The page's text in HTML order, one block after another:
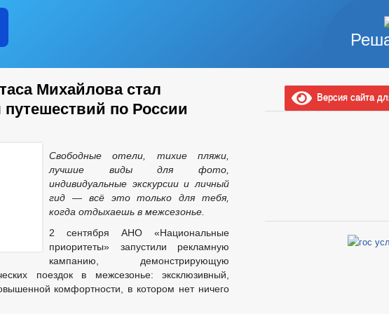
ПРЕДПРИНИМАТЕЛЬСТВА
ГРАЖДАН
ВОПРОСОВ НОРМИРОВАНИЯ В СФЕРЕ ЗАКУПОК
ТОВАРОВ, РАБОТ И УСЛУГ ИНФОРМАЦИЯ О РЕЗУЛЬТАТАХ ПРОВЕРОК
ЗАДАЧИ И ФУНКЦИИ
ИНЫЕ АКТЫ В СФЕРЕ ПРОТИВОДЕЙСТВИЯ КОРРУПЦИИ
МАТЕРИАЛЫ
ДОКУМЕНТОВ, СВЯЗАННЫХ С ПРОТИВОДЕЙСТВИЕМ КОРРУПЦИИ, ДЛЯ ЗАПОЛНЕНИЯ
ИМУЩЕСТВЕ И ОБЯЗАТЕЛЬСТВАХ ИМУЩЕСТВЕННОГО ХАРАКТЕРА
К СЛУЖЕБНОМУ ПОВЕДЕНИЮ И УРЕГУЛИРОВАНИЮ КОНФЛИКТА ИНТЕРЕСОВ
ФАКТАХ КОРРУПЦИИ
_
УСТАВА
ПРОЕКТЫ К ОБСУЖДЕНИЮ
ПОСТАНОВЛЕНИЯ
РАСПОРЯЖЕНИЯ АДМИНИСТРАЦИИ
НПА
ПУБЛИЧНЫЕ СЛУШАНИЯ ФЕДЕРАЛЬНЫЕ ЗАКОНЫ
Михайлова стал
по России
Свободные отели, тихие пляжи,
лучшие виды для фото,
индивидуальные экскурсии и личный
гид — всё это только для тебя,
когда отдыхаешь в межсезонье.
2 сентября АНО «Национальные
приоритеты» запустили рекламную
кампанию, демонстрирующую
поездок в межсезонье: эксклюзивный,
комфортности, в котором нет ничего
Версия сайта